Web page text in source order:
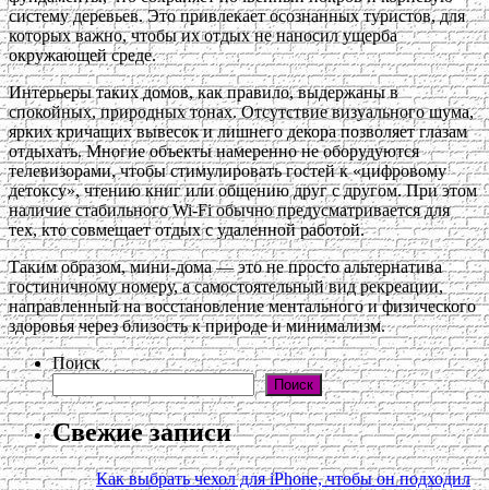
систему деревьев. Это привлекает осознанных туристов, для
которых важно, чтобы их отдых не наносил ущерба
окружающей среде.
Интерьеры таких домов, как правило, выдержаны в
спокойных, природных тонах. Отсутствие визуального шума,
ярких кричащих вывесок и лишнего декора позволяет глазам
отдыхать. Многие объекты намеренно не оборудуются
телевизорами, чтобы стимулировать гостей к «цифровому
детоксу», чтению книг или общению друг с другом. При этом
наличие стабильного Wi-Fi обычно предусматривается для
тех, кто совмещает отдых с удаленной работой.
Таким образом, мини-дома — это не просто альтернатива
гостиничному номеру, а самостоятельный вид рекреации,
направленный на восстановление ментального и физического
здоровья через близость к природе и минимализм.
Поиск
Поиск
Свежие записи
Как выбрать чехол для iPhone, чтобы он подходил